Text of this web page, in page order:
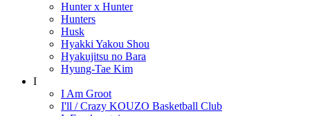
Hunter x Hunter
Hunters
Husk
Hyakki Yakou Shou
Hyakujitsu no Bara
Hyung-Tae Kim
I
I Am Groot
I'll / Crazy KOUZO Basketball Club